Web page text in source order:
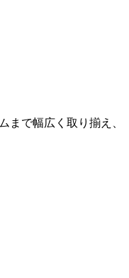
まで幅広く取り揃え、